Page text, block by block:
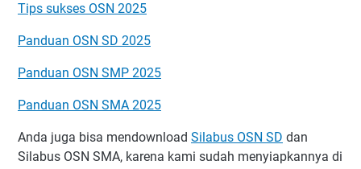
Tips sukses OSN 2025
Panduan OSN SD 2025
Panduan OSN SMP 2025
Panduan OSN SMA 2025
Anda juga bisa mendownload Silabus OSN SD dan
Silabus OSN SMA, karena kami sudah menyiapkannya di